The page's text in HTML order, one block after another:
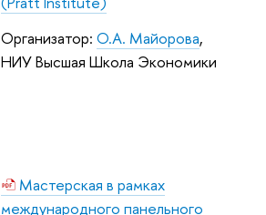
Организатор: О.А. Майорова,
НИУ Высшая Школа Экономики
Мастерская в рамках
международного панельного